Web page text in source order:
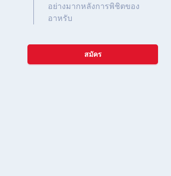
อย่างมากหลังการพิชิตของ
อาหรับ
สมัคร